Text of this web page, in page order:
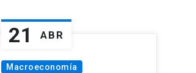
21 ABR
Macroeconomía